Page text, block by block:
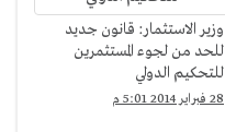
وزير الاستثمار: قانون جديد
للحد من لجوء المستثمرين
للتحكيم الدولي
28 فبراير 2014 5:01 م